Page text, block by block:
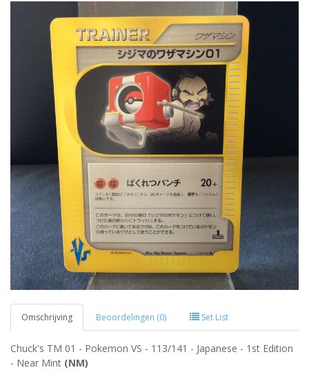
Omschrijving Beoordelingen (0) Set List
Chuck's TM 01 - Pokemon VS - 113/141 - Japanese - 1st Edition
- Near Mint (NM)